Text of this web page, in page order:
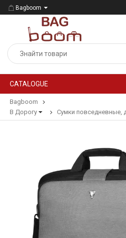
Bagboom
CATALOGUE
Bagboom
В Дорогу
Сумки повседневные,